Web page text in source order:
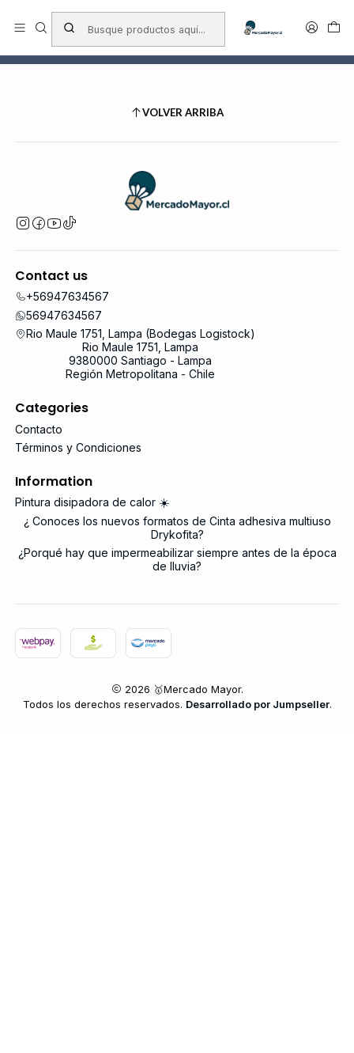
Envío a todo chile
Inicio Mayoristas Mayoristas
VOLVER ARRIBA
Contact us
+56947634567
56947634567
Rio Maule 1751, Lampa (Bodegas Logistock)
Rio Maule 1751, Lampa
9380000 Santiago - Lampa
Región Metropolitana - Chile
Categories
Contacto
Términos y Condiciones
Information
Pintura disipadora de calor ☀️
¿ Conoces los nuevos formatos de Cinta adhesiva multiuso
Drykofita?
¿Porqué hay que impermeabilizar siempre antes de la época
de lluvia?
2026 🥇Mercado Mayor.
Todos los derechos reservados. Desarrollado por Jumpseller.